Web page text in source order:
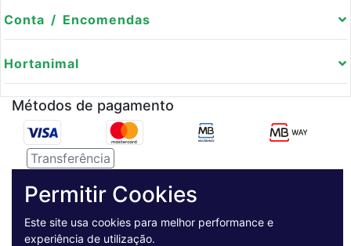
Conta / Encomendas
Hortanimal
Métodos de pagamento
Transferência
Pagamento Seguro
Permitir Cookies
Este site usa cookies para melhor performance e
experiência de utilização.